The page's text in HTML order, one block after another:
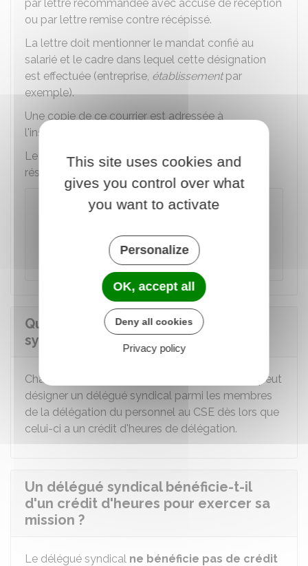
par lettre recommandée avec accusé de réception
ou par lettre remise contre récépissé.
La lettre doit mentionner le mandat confié au
salarié et le cadre dans lequel cette désignation
est effectuée (entreprise, établissementpar
exemple).
Une copie de ce courrier est adressée à
l'inspecteur du travail qui suit l'entreprise.
Le syndicat affiche le nom du DS sur le panneau
réservé aux communications syndicales.
À savoir
cessation de ses fonctions en cours de
mandat, la même procédure est appliquée.
Quel est le nombre de délégués
syndicaux dans l'entreprise ?
Chaque organisation syndicale représentative peut
désigner un délégué syndical parmi les membres
de la délégation du personnel au CSE dès lors que
celui-ci a un crédit d'heures de délégation.
Un délégué syndical bénéficie-t-il
d'un crédit d'heures pour exercer sa
mission ?
Le délégué syndical ne bénéficie pas de crédit
This site uses cookies and
gives you control over what
you want to activate
Personalize
OK, accept all
Deny all cookies
Privacy policy